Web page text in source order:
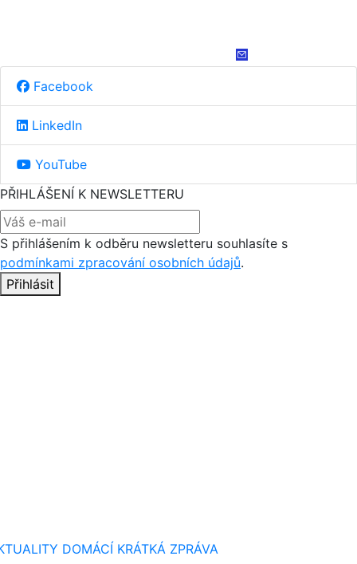
Facebook
LinkedIn
YouTube
PŘIHLÁŠENÍ K NEWSLETTERU
S přihlášením k odběru newsletteru souhlasíte s
podmínkami zpracování osobních údajů.
Přihlásit
DOMÁCÍ KRÁTKÁ ZPRÁVA